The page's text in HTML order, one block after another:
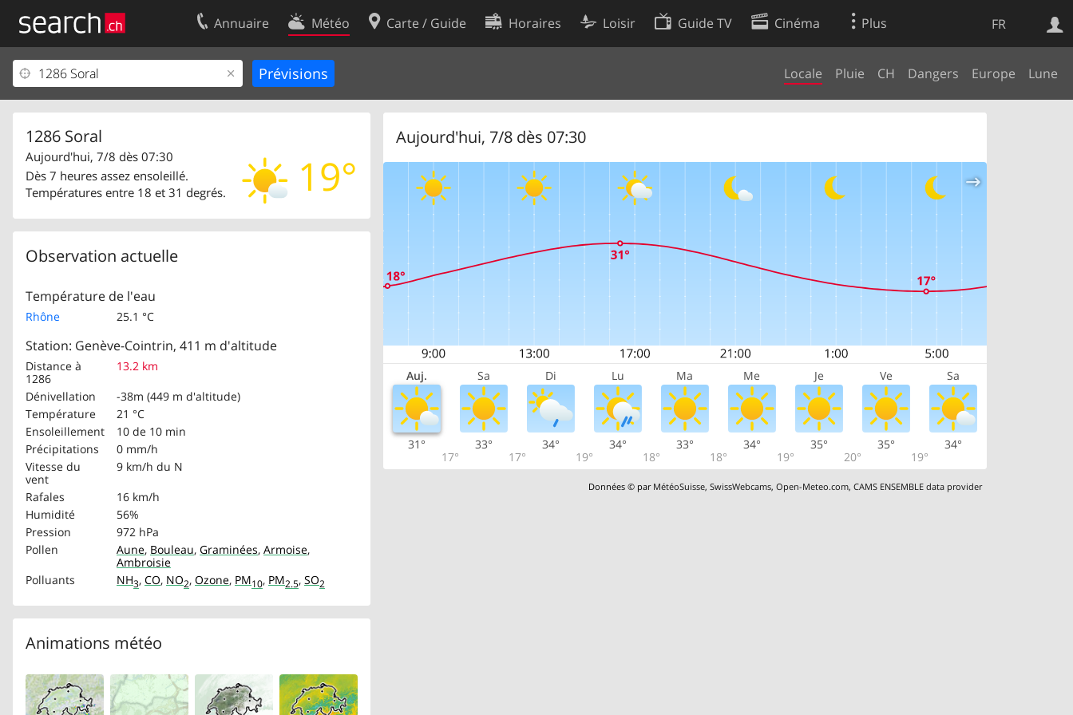
FR
Annuaire Météo Carte / Guide Horaires Loisir Guide TV Cinéma Plus
Locale Pluie CH Dangers Europe Lune
1286 Soral
19°
Aujourd'hui, 7/8 dès 07:30
Dès 7 heures assez ensoleillé.
Températures entre 18 et 31 degrés.
Observation actuelle
Température de l'eau
Rhône 25.1 °C
Station: Genève-Cointrin, 411 m d'altitude
Distance à
1286
13.2 km
Dénivellation
-38m (449 m d'altitude)
Température
21 °C
Ensoleillement
10 de 10 min
Précipitations
0 mm/h
Vitesse du
vent
9 km/h du N
Rafales
16 km/h
Humidité
56%
Pression
972 hPa
Pollen
Aune, Bouleau, Graminées, Armoise,
Ambroisie
Polluants
NH3, CO, NO2, Ozone, PM10, PM2.5, SO2
Animations météo
Aujourd'hui, 7/8 dès 07:30
Auj. Sa Di Lu Ma Me Je Ve Sa
31°
17°
33°
17°
34°
19°
34°
18°
33°
18°
34°
19°
35°
20°
35°
19°
34°
Données © par MétéoSuisse,SwissWebcams,Open-Meteo.com,CAMS ENSEMBLE data provider
Web
Votre inscription
Centre clients
Mentions Légales
Contact
Conditions d’utilisation
Préférences de cookies